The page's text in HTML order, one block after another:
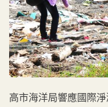
高市海洋局響應國際